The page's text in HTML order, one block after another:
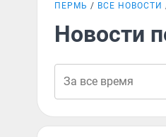
ПЕРМЬ ВСЕ НОВОСТИ
Новости